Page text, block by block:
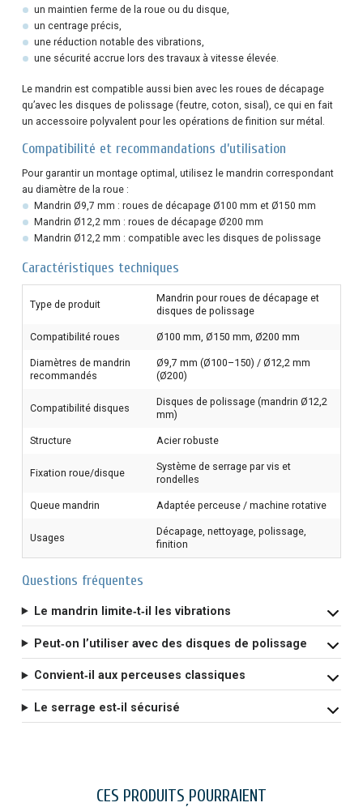
un maintien ferme de la roue ou du disque,
un centrage précis,
une réduction notable des vibrations,
une sécurité accrue lors des travaux à vitesse élevée.
Le mandrin est compatible aussi bien avec les roues de décapage
qu’avec les disques de polissage (feutre, coton, sisal), ce qui en fait
un accessoire polyvalent pour les opérations de finition sur métal.
Compatibilité et recommandations d’utilisation
Pour garantir un montage optimal, utilisez le mandrin correspondant
au diamètre de la roue :
Mandrin Ø9,7 mm : roues de décapage Ø100 mm et Ø150 mm
Mandrin Ø12,2 mm : roues de décapage Ø200 mm
Mandrin Ø12,2 mm : compatible avec les disques de polissage
Caractéristiques techniques
Type de produit
Mandrin pour roues de décapage et
disques de polissage
Compatibilité roues Ø100 mm, Ø150 mm, Ø200 mm
Diamètres de mandrin
recommandés
Ø9,7 mm (Ø100–150) / Ø12,2 mm
(Ø200)
Compatibilité disques
Disques de polissage (mandrin Ø12,2
mm)
Structure Acier robuste
Fixation roue/disque
Système de serrage par vis et
rondelles
Queue mandrin Adaptée perceuse / machine rotative
Usages
Décapage, nettoyage, polissage,
finition
Questions fréquentes
Le mandrin limite‑t‑il les vibrations
Peut‑on l’utiliser avec des disques de polissage
Convient‑il aux perceuses classiques
Le serrage est‑il sécurisé
CES PRODUITS POURRAIENT